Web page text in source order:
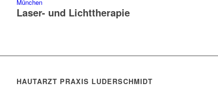
Laser- und Licht­therapie
HAUTARZT PRAXIS LUDERSCHMIDT